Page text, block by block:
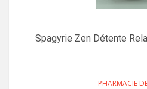
Spagyrie Zen Détente
PHARMACIE